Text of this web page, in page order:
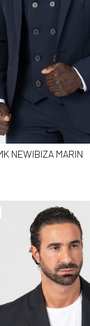
NEWIBIZA MARIN